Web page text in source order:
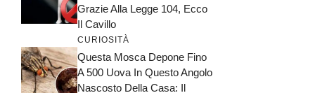
Grazie Alla Legge 104, Ecco
Il Cavillo
CURIOSITÀ
Questa Mosca Depone Fino
A 500 Uova In Questo Angolo
Nascosto Della Casa: Il